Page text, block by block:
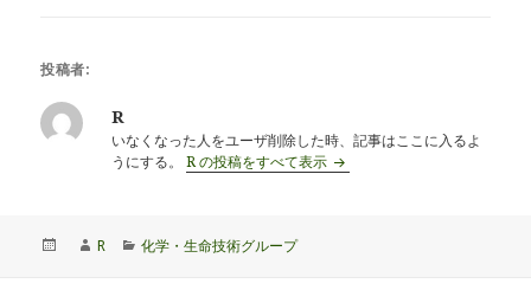
投稿者:
R
いなくなった人をユーザ削除した時、記事はここに入るよ
うにする。R の投稿をすべて表示
作
R
カ
化学・生命技術グループ